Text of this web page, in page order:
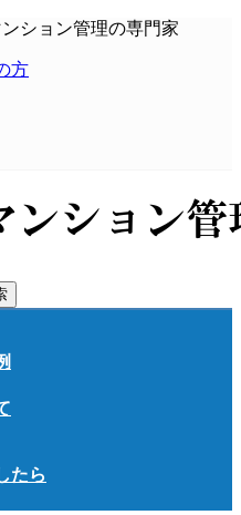
ション管理の専門家
方
たら